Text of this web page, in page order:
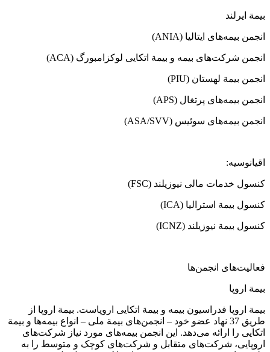
بیمة ایرلند
انجمن بیمه‌های ایتالیا (ANIA)
انجمن شرکت‌های بیمه و بیمة اتکایی لوکزامبورگ (ACA)
انجمن بیمة لهستان (PIU)
انجمن بیمه‌های پرتغال (APS)
انجمن بیمه‌های سوئیس (ASA/SVV)
اقیانوسیه:
کنسول خدمات مالی نیوزیلند (FSC)
کنسول بیمة استرالیا (ICA)
کنسول بیمة نیوزیلند (ICNZ)
فعالیت‌های انجمن‌ها
بیمة اروپا
بیمة اروپا فدراسیون بیمه و بیمة اتکایی اروپاست. بیمة اروپا از
طریق 37 نهاد عضو خود – انجمن‌های بیمة ملی – انواع بیمه‌ها و بیمة
اتکایی را ارائه می‌دهد. این انجمن بیمه‌های مورد نیاز شرکت‌های
اروپایی، شرکت‌های متقابل و شرکت‌های کوچک و متوسط را به